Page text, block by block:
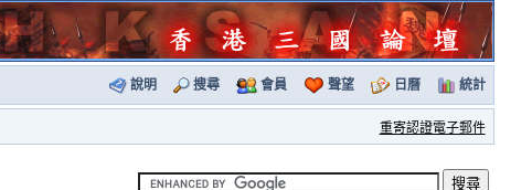
說明 搜尋 會員 聲望 日曆 統計
重寄認證電子郵件